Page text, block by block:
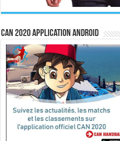
CAN 2020 Application Android